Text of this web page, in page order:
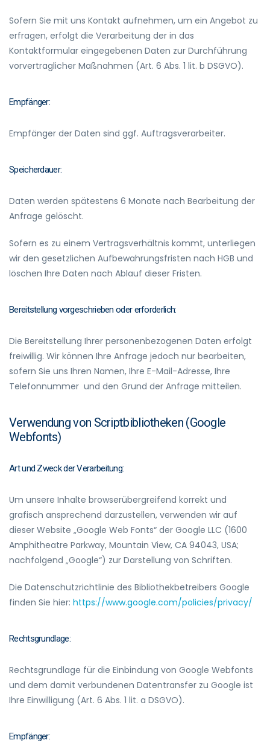
Sofern Sie mit uns Kontakt aufnehmen, um ein Angebot zu
erfragen, erfolgt die Verarbeitung der in das
Kontaktformular eingegebenen Daten zur Durchführung
vorvertraglicher Maßnahmen (Art. 6 Abs. 1 lit. b DSGVO).
Empfänger:
Empfänger der Daten sind ggf. Auftragsverarbeiter.
Speicherdauer:
Daten werden spätestens 6 Monate nach Bearbeitung der
Anfrage gelöscht.
Sofern es zu einem Vertragsverhältnis kommt, unterliegen
wir den gesetzlichen Aufbewahrungsfristen nach HGB und
löschen Ihre Daten nach Ablauf dieser Fristen.
Bereitstellung vorgeschrieben oder erforderlich:
Die Bereitstellung Ihrer personenbezogenen Daten erfolgt
freiwillig. Wir können Ihre Anfrage jedoch nur bearbeiten,
sofern Sie uns Ihren Namen, Ihre E-Mail-Adresse, Ihre
Telefonnummer und den Grund der Anfrage mitteilen.
Verwendung von Scriptbibliotheken (Google
Webfonts)
Art und Zweck der Verarbeitung:
Um unsere Inhalte browserübergreifend korrekt und
grafisch ansprechend darzustellen, verwenden wir auf
dieser Website „Google Web Fonts“ der Google LLC (1600
Amphitheatre Parkway, Mountain View, CA 94043, USA;
nachfolgend „Google“) zur Darstellung von Schriften.
Die Datenschutzrichtlinie des Bibliothekbetreibers Google
finden Sie hier: https://www.google.com/policies/privacy/
Rechtsgrundlage:
Rechtsgrundlage für die Einbindung von Google Webfonts
und dem damit verbundenen Datentransfer zu Google ist
Ihre Einwilligung (Art. 6 Abs. 1 lit. a DSGVO).
Empfänger: